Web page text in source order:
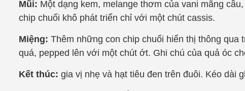
Mũi: Một dạng kem, melange thơm của vani mãng
chip chuối khô phát triển chỉ với một chút cassis.
Miệng: Thêm những con chip chuối hiển thị thông qua
quá, pepped lên với một chút ớt. Ghi chú của quả óc
Kết thúc: gia vị nhẹ và hạt tiêu đen trên đuôi. Kéo dài